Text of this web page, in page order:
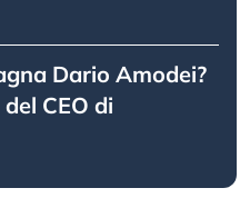
Dario Amodei?
CEO di